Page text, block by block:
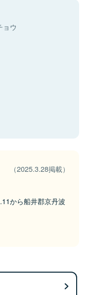
ョウ
（2025.3.28掲載）
から船井郡京丹波